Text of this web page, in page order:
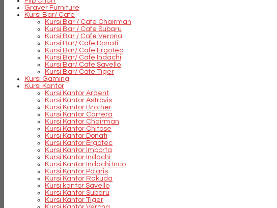
Graver Furniture
Kursi Bar/ Cafe
Kursi Bar / Cafe Chairman
Kursi Bar / Cafe Subaru
Kursi Bar / Cafe Verona
Kursi Bar/ Cafe Donati
Kursi Bar/ Cafe Ergotec
Kursi Bar/ Cafe Indachi
Kursi Bar/ Cafe Savello
Kursi Bar/ Cafe Tiger
Kursi Gaming
Kursi Kantor
Kursi Kantor Ardent
Kursi Kantor Astrovis
Kursi Kantor Brother
Kursi Kantor Carrera
Kursi Kantor Chairman
Kursi Kantor Chitose
Kursi Kantor Donati
Kursi Kantor Ergotec
Kursi Kantor Importa
Kursi Kantor Indachi
Kursi Kantor Indachi Inco
Kursi Kantor Polaris
Kursi Kantor Rakuda
Kursi kantor Savello
Kursi Kantor Subaru
Kursi Kantor Tiger